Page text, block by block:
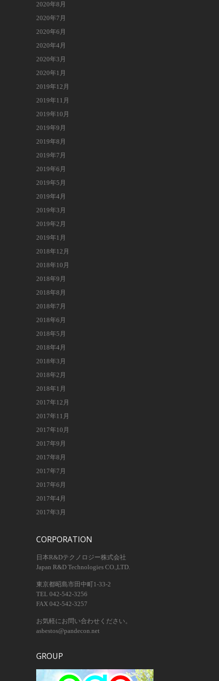
2020年8月
2020年7月
2020年6月
2020年4月
2020年3月
2020年1月
2019年12月
2019年11月
2019年10月
2019年9月
2019年8月
2019年7月
2019年6月
2019年5月
2019年4月
2019年3月
2019年2月
2019年1月
2018年12月
2018年10月
2018年9月
2018年8月
2018年7月
2018年6月
2018年5月
2018年4月
2018年3月
2018年2月
2018年1月
2017年12月
2017年11月
2017年10月
2017年9月
2017年8月
2017年7月
2017年6月
2017年4月
2017年3月
CORPORATION
日本R&Dテクノロジー株式会社
Japan R&D Technologies CO.,LTD.
東京都昭島市田中町1-33-2
TEL 042-542-3256
FAX 042-542-3257
お気軽にお問い合わせください。
asbestos@pandecon.net
GROUP